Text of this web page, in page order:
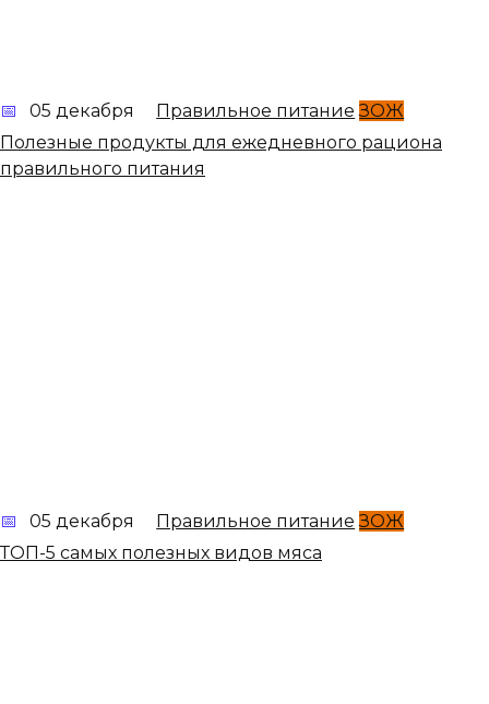
05 декабря Правильное питание ЗОЖ
Полезные продукты для ежедневного рациона
правильного питания
05 декабря Правильное питание ЗОЖ
ТОП-5 самых полезных видов мяса